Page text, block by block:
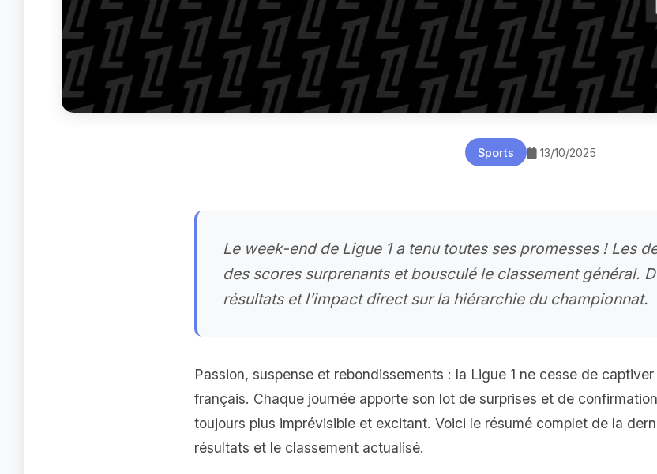
Sports 13/10/2025
Le week-end de Ligue 1 a tenu toutes ses promesses ! Les
des scores surprenants et bousculé le classement général.
résultats et l’impact direct sur la hiérarchie du championnat.
Passion, suspense et rebondissements : la Ligue 1 ne cesse de
français. Chaque journée apporte son lot de surprises et de
toujours plus imprévisible et excitant. Voici le résumé complet de la
résultats et le classement actualisé.